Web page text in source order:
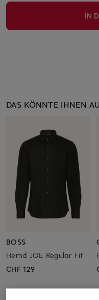
IN
DAS KÖNNTE IHNEN
BOSS
Hemd JOE Regular Fit
CHF 129